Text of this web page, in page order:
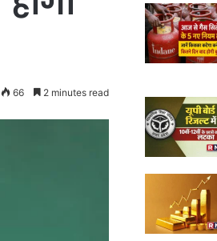
66 2 minutes read